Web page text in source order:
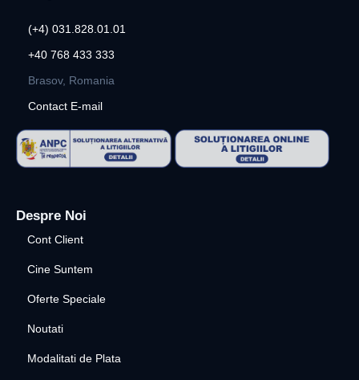
(+4) 031.828.01.01
+40 768 433 333
Brasov, Romania
Contact E-mail
Despre Noi
Cont Client
Cine Suntem
Oferte Speciale
Noutati
Modalitati de Plata